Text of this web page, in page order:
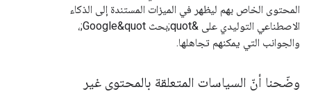
المحتوى الخاص بهم ليظهر في الميزات المستندة إلى الذكاء
الاصطناعي التوليدي على &quot;بحث Google&quot;،
والجوانب التي يمكنهم تجاهلها.
وضّحنا أنّ السياسات المتعلقة بالمحتوى غير